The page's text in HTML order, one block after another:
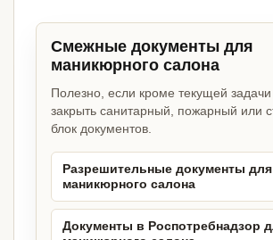
Смежные документы для
маникюрного салона
Полезно, если кроме текущей
закрыть санитарный, пожарный или
блок документов.
Разрешительные документы для
маникюрного салона
Документы в Роспотребнадзор